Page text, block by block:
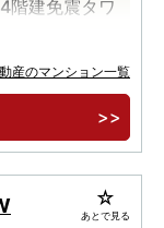
階建免震タワ
得られた美
ジ・フィッ
産のマンション一覧
あとで見る